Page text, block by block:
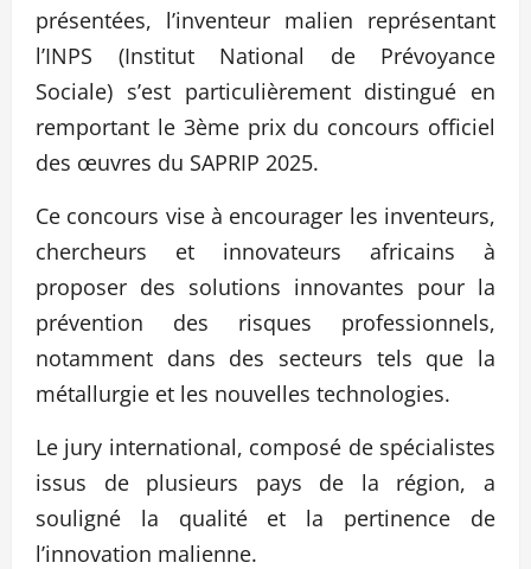
présentées, l’inventeur malien représentant
l’INPS (Institut National de Prévoyance
Sociale) s’est particulièrement distingué en
remportant le 3ème prix du concours officiel
des œuvres du SAPRIP 2025.
Ce concours vise à encourager les inventeurs,
chercheurs et innovateurs africains à
proposer des solutions innovantes pour la
prévention des risques professionnels,
notamment dans des secteurs tels que la
métallurgie et les nouvelles technologies.
Le jury international, composé de spécialistes
issus de plusieurs pays de la région, a
souligné la qualité et la pertinence de
l’innovation malienne.